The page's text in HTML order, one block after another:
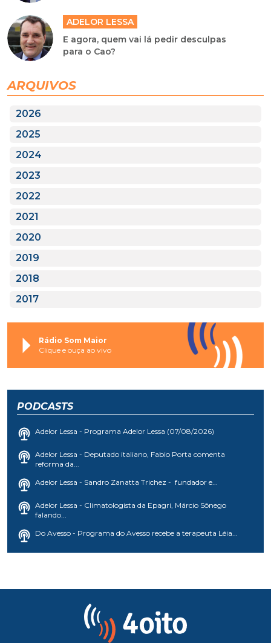
ADELOR LESSA
E agora, quem vai lá pedir desculpas
para o Cao?
ARQUIVOS
2026
2025
2024
2023
2022
2021
2020
2019
2018
2017
Rádio Som Maior
Clique e ouça ao vivo
PODCASTS
Adelor Lessa - Programa Adelor Lessa (07/08/2026)
Adelor Lessa - Deputado italiano, Fabio Porta comenta
reforma da...
Adelor Lessa - Sandro Zanatta Trichez - fundador e...
Adelor Lessa - Climatologista da Epagri, Márcio Sônego
falando...
Do Avesso - Programa do Avesso recebe a terapeuta Léia...